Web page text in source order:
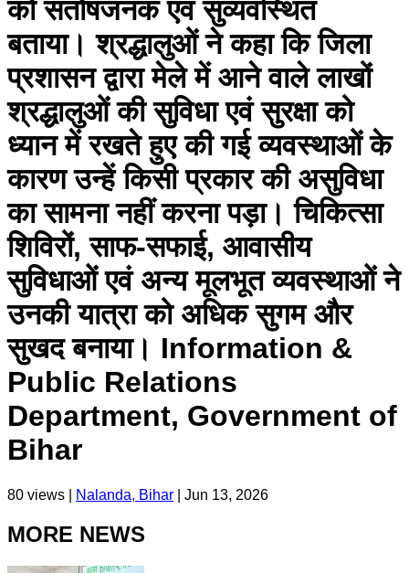
को संतोषजनक एवं सुव्यवस्थित
बताया। श्रद्धालुओं ने कहा कि जिला
प्रशासन द्वारा मेले में आने वाले लाखों
श्रद्धालुओं की सुविधा एवं सुरक्षा को
ध्यान में रखते हुए की गई व्यवस्थाओं के
कारण उन्हें किसी प्रकार की असुविधा
का सामना नहीं करना पड़ा। चिकित्सा
शिविरों, साफ-सफाई, आवासीय
सुविधाओं एवं अन्य मूलभूत व्यवस्थाओं ने
उनकी यात्रा को अधिक सुगम और
सुखद बनाया। Information &
Public Relations
Department, Government of
Bihar
80 views | Nalanda, Bihar Jun 13, 2026
MORE NEWS